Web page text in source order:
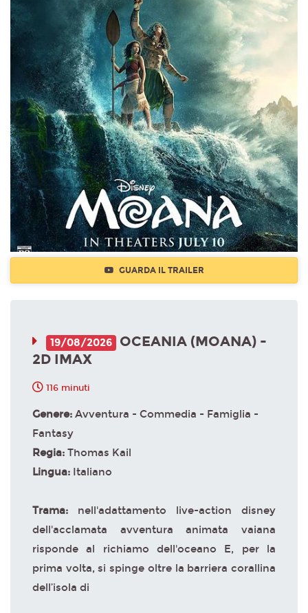
GUARDA IL TRAILER
19/08/2026
OCEANIA (MOANA) -
2D IMAX
116 minuti
Genere: Avventura - Commedia - Famiglia -
Fantasy
Regia: Thomas Kail
Lingua: Italiano
Trama: nell'adattamento live-action disney
dell'acclamata avventura animata vaiana
risponde al richiamo dell'oceano E, per la
prima volta, si spinge oltre la barriera corallina
dell’isola di